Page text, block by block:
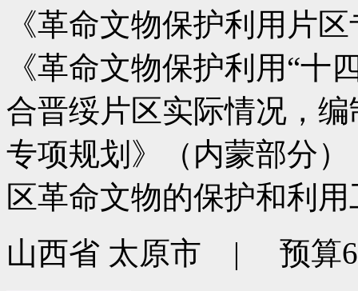
《革命文物保护利用片
《革命文物保护利用“十
合晋绥片区实际情况，
专项规划》（内蒙部分
区革命文物的保护和利
山西省 太原市 | 预算